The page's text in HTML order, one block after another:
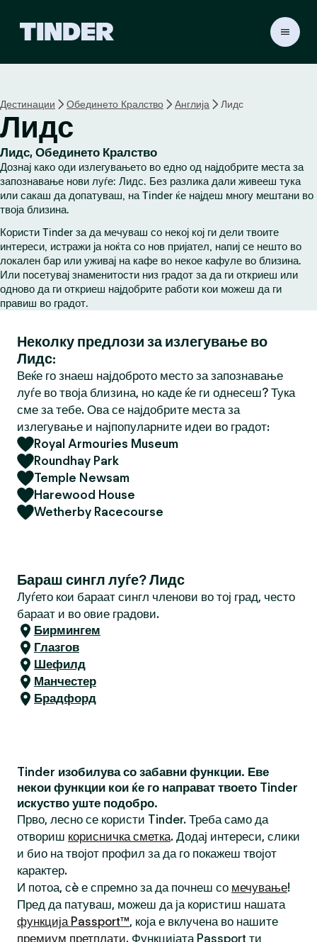
r
m
e
Дестинации Обединето Кралство Англија Лидс
Лидс
Лидс, Обединето Кралство
Дознај како оди излегувањето во едно од најдобрите места за
запознавање нови луѓе: Лидс. Без разлика дали живееш тука
или сакаш да допатуваш, на Tinder ќе најдеш многу мештани во
твоја близина.
Користи Tinder за да мечуваш со некој кој ги дели твоите
интереси, истражи ја ноќта со нов пријател, напиј се нешто во
локален бар или уживај на кафе во некое кафуле во близина.
Или посетувај знаменитости низ градот за да ги откриеш или
одново да ги откриеш најдобрите работи кои можеш да ги
правиш во градот.
Неколку предлози за излегување во
Лидс:
Веќе го знаеш најдоброто место за запознавање
луѓе во твоја близина, но каде ќе ги однесеш? Тука
сме за тебе. Ова се најдобрите места за
излегување и најпопуларните идеи во градот:
Royal Armouries Museum
Roundhay Park
Temple Newsam
Harewood House
Wetherby Racecourse
Бараш сингл луѓе? Лидс
Луѓето кои бараат сингл членови во тој град, често
бараат и во овие градови.
Бирмингем
Глазгов
Шефилд
Манчестер
Брадфорд
Tinder изобилува со забавни функции. Еве
некои функции кои ќе го направат твоето Tinder
искуство уште подобро.
Прво, лесно се користи Tinder. Треба само да
отвориш корисничка сметка. Додај интереси, слики
и био на твојот профил за да го покажеш твојот
карактер.
И потоа, сè е спремно за да почнеш со мечување!
Пред да патуваш, можеш да ја користиш нашата
функција Passport™, која е вклучена во нашите
премиум претплати. Функцијата Passport ти